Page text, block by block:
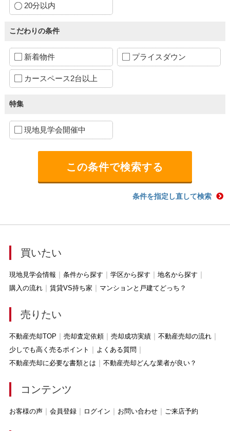
20分以内
こだわりの条件
新着物件 プライスダウン
カースペース2台以上
特集
現地見学会開催中
条件を指定し直して検索
買いたい
現地見学会情報 条件から探す 学区から探す
地名から探す
購入の流れ
賃貸VS持ち家 マンションと戸建てどっち？
売りたい
不動産売却TOP 売却査定依頼 売却成功実績
不動産売却の流れ
少しでも高く売るポイント
よくある質問
不動産売却に必要な書類とは
不動産売却どんな業者が良い？
コンテンツ
お客様の声 会員登録 ログイン お問い合わせ ご来店予約